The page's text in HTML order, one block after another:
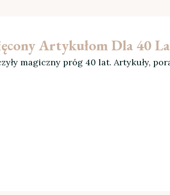
Artykułom Dla 40
magiczny próg 40 lat. Artykuły,